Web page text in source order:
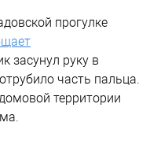
прогулке
засунул руку в
часть пальца.
территории